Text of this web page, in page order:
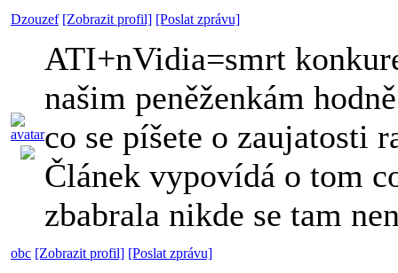
Dzouzef [Zobrazit profil] [Poslat zprávu]
ATI+nVidia=smrt
našim peněženkám
co se píšete o zaujatosti
Článek vypovídá o tom
zbabrala nikde se tam
obc [Zobrazit profil] [Poslat zprávu]